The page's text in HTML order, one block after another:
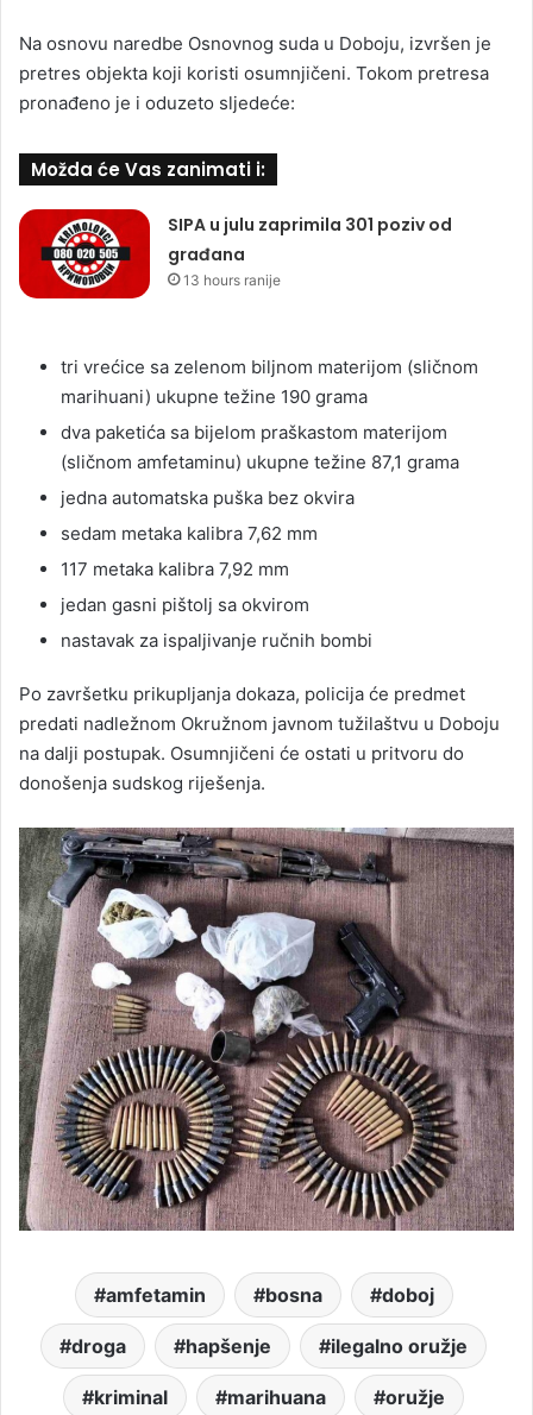
Na osnovu naredbe Osnovnog suda u Doboju, izvršen je
pretres objekta koji koristi osumnjičeni. Tokom pretresa
pronađeno je i oduzeto sljedeće:
Možda će Vas zanimati i:
SIPA u julu zaprimila 301 poziv od
građana
13 hours ranije
tri vrećice sa zelenom biljnom materijom (sličnom
marihuani) ukupne težine 190 grama
dva paketića sa bijelom praškastom materijom
(sličnom amfetaminu) ukupne težine 87,1 grama
jedna automatska puška bez okvira
sedam metaka kalibra 7,62 mm
117 metaka kalibra 7,92 mm
jedan gasni pištolj sa okvirom
nastavak za ispaljivanje ručnih bombi
Po završetku prikupljanja dokaza, policija će predmet
predati nadležnom Okružnom javnom tužilaštvu u Doboju
na dalji postupak. Osumnjičeni će ostati u pritvoru do
donošenja sudskog riješenja.
amfetamin bosna doboj
droga hapšenje ilegalno oružje
kriminal marihuana oružje